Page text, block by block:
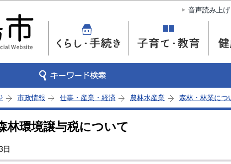
このページの本文へ移動
音声読み上
市政情報 仕事・産業・経済 農林水産業 森林・林業につ
林環境譲与税について
日